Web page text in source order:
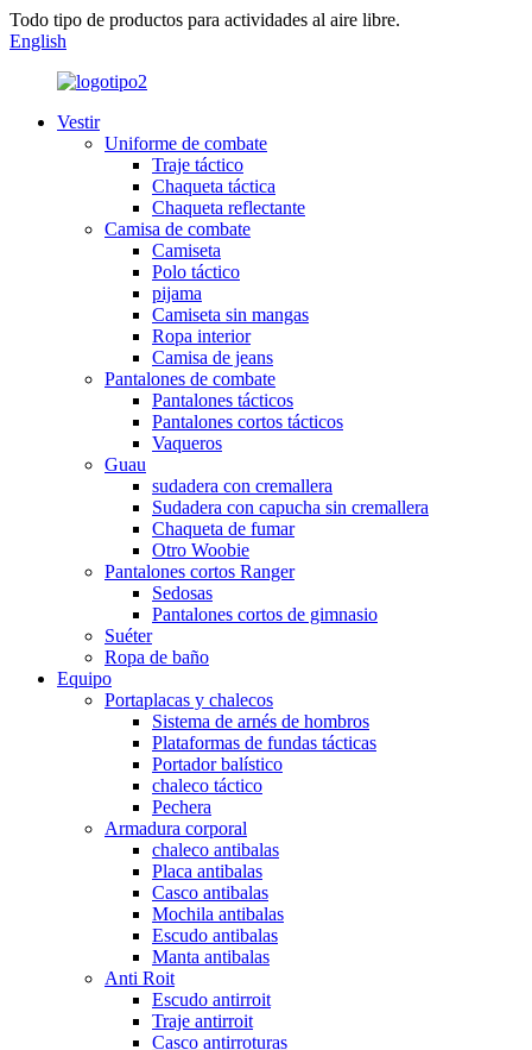
Todo tipo de productos para actividades al aire libre.
English
Vestir
Uniforme de combate
Traje táctico
Chaqueta táctica
Chaqueta reflectante
Camisa de combate
Camiseta
Polo táctico
pijama
Camiseta sin mangas
Ropa interior
Camisa de jeans
Pantalones de combate
Pantalones tácticos
Pantalones cortos tácticos
Vaqueros
Guau
sudadera con cremallera
Sudadera con capucha sin cremallera
Chaqueta de fumar
Otro Woobie
Pantalones cortos Ranger
Sedosas
Pantalones cortos de gimnasio
Suéter
Ropa de baño
Equipo
Portaplacas y chalecos
Sistema de arnés de hombros
Plataformas de fundas tácticas
Portador balístico
chaleco táctico
Pechera
Armadura corporal
chaleco antibalas
Placa antibalas
Casco antibalas
Mochila antibalas
Escudo antibalas
Manta antibalas
Anti Roit
Escudo antirroit
Traje antirroit
Casco antirroturas